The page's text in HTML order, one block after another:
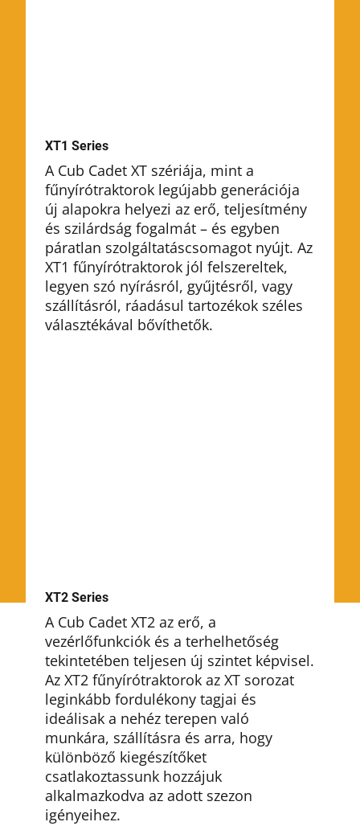
XT1 Series
A Cub Cadet XT szériája, mint a
fűnyírótraktorok legújabb generációja
új alapokra helyezi az erő, teljesítmény
és szilárdság fogalmát – és egyben
páratlan szolgáltatáscsomagot nyújt. Az
XT1 fűnyírótraktorok jól felszereltek,
legyen szó nyírásról, gyűjtésről, vagy
szállításról, ráadásul tartozékok széles
választékával bővíthetők.
XT2 Series
A Cub Cadet XT2 az erő, a
vezérlőfunkciók és a terhelhetőség
tekintetében teljesen új szintet képvisel.
Az XT2 fűnyírótraktorok az XT sorozat
leginkább fordulékony tagjai és
ideálisak a nehéz terepen való
munkára, szállításra és arra, hogy
különböző kiegészítőket
csatlakoztassunk hozzájuk
alkalmazkodva az adott szezon
igényeihez.